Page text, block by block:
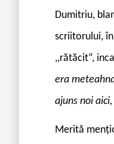
Dumitriu,
scriitorului,
,,rătăcit“,
era
ajuns noi
Merită